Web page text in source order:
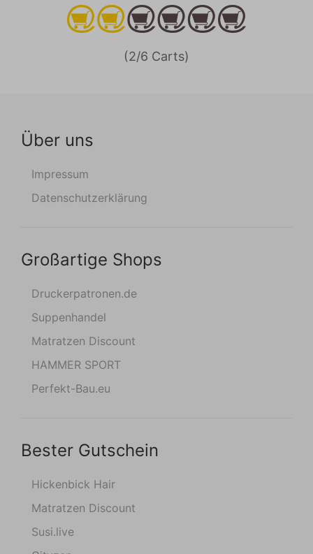
(2/6 Carts)
Über uns
Impressum
Datenschutzerklärung
Großartige Shops
Druckerpatronen.de
Suppenhandel
Matratzen Discount
HAMMER SPORT
Perfekt-Bau.eu
Bester Gutschein
Hickenbick Hair
Matratzen Discount
Susi.live